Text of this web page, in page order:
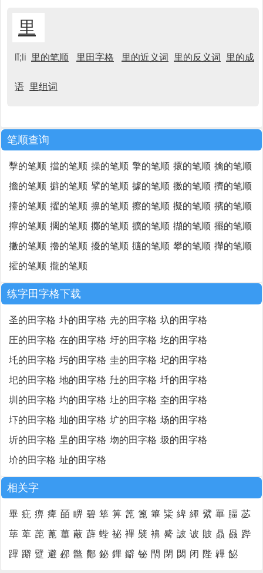
里
lǐ;li 里的笔顺 里田字格 里的近义词 里的反义词 里的成
语 里组词
笔顺查询
擊的笔顺 擋的笔顺 操的笔顺 擎的笔顺 擐的笔顺 擒的笔顺
擔的笔顺 擗的笔顺 擘的笔顺 據的笔顺 擞的笔顺 擠的笔顺
擡的笔顺 擢的笔顺 擤的笔顺 擦的笔顺 擬的笔顺 擯的笔顺
擰的笔顺 擱的笔顺 擲的笔顺 擴的笔顺 擷的笔顺 擺的笔顺
擻的笔顺 擼的笔顺 擾的笔顺 擿的笔顺 攀的笔顺 攆的笔顺
攉的笔顺 攏的笔顺
练字田字格下载
圣的田字格 圤的田字格 圥的田字格 圦的田字格
圧的田字格 在的田字格 圩的田字格 圪的田字格
圫的田字格 圬的田字格 圭的田字格 圮的田字格
圯的田字格 地的田字格 圱的田字格 圲的田字格
圳的田字格 圴的田字格 圵的田字格 圶的田字格
圷的田字格 圸的田字格 圹的田字格 场的田字格
圻的田字格 圼的田字格 圽的田字格 圾的田字格
圿的田字格 址的田字格
相关字
畢 疪 痹 痺 皕 睤 碧 筚 箅 箆 篦 篳 粊 綼 縪 繴 罼 腷 苾
荜 萆 萞 蓖 蓽 蔽 薜 蜌 袐 襅 襞 襣 觱 詖 诐 貱 贔 赑 跸
蹕 躃 躄 避 邲 鄨 鄪 鉍 鏎 鐴 铋 閇 閉 閟 闭 陛 韠 飶